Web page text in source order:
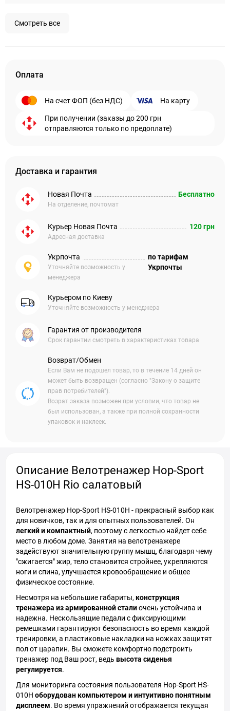
Смотреть все
Оплата
На счет ФОП (без НДС) На карту
При получении (заказы до 200 грн
отправляются только по предоплате)
Доставка и гарантия
Новая Почта
На отделение, почтомат
Бесплатно
Курьер Новая Почта
Адресная доставка
120 грн
Укрпочта
Уточняйте возможность у
менеджера
по тарифам
Укрпочты
Курьером по Киеву
Уточняйте возможность у менеджера
Гарантия от производителя
Срок гарантии смотреть в характеристиках товара
Возврат/Обмен
Если Вам не подошел товар, то в течение 14 дней он
может быть возвращен (согласно "Закону о защите
прав потребителей").
Возрат заказа возможен при условии, что товар не
был использован, а также при полной сохранности
упаковок и наклеек.
Описание Велотренажер Hop-Sport
HS-010H Rio салатовый
Велотренажер Hop-Sport HS-010H - прекрасный выбор как
для новичков, так и для опытных пользователей. Он
легкий и компактный, поэтому с легкостью найдет себе
место в любом доме. Занятия на велотренажере
задействуют значительную группу мышц, благодаря чему
"сжигается" жир, тело становится стройнее, укрепляются
ноги и спина, улучшается кровообращение и общее
физическое состояние.
Несмотря на небольшие габариты, конструкция
тренажера из армированной сталиочень устойчива и
надежна. Нескользящие педали с фиксирующими
ремешками гарантируют безопасность во время каждой
тренировки, а пластиковые накладки на ножках защитят
пол от царапин. Вы сможете комфортно подстроить
тренажер под Ваш рост, ведь высота сиденья
регулируется.
Для мониторинга состояния пользователя Hop-Sport HS-
010H оборудован компьютером и интуитивно понятным
дисплеем. Во время упражнений отображается текущая